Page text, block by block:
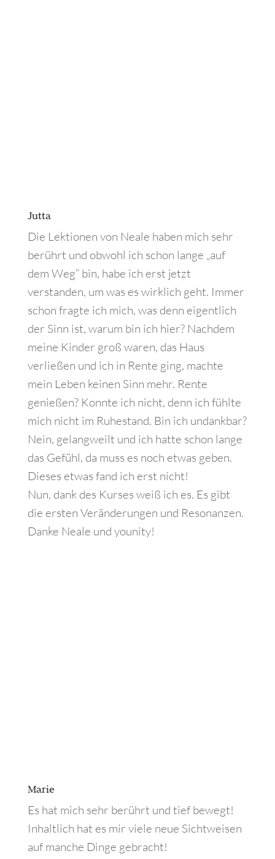
Jutta
Die Lektionen von Neale haben mich sehr
berührt und obwohl ich schon lange „auf
dem Weg“ bin, habe ich erst jetzt
verstanden, um was es wirklich geht. Immer
schon fragte ich mich, was denn eigentlich
der Sinn ist, warum bin ich hier? Nachdem
meine Kinder groß waren, das Haus
verließen und ich in Rente ging, machte
mein Leben keinen Sinn mehr. Rente
genießen? Konnte ich nicht, denn ich fühlte
mich nicht im Ruhestand. Bin ich undankbar?
Nein, gelangweilt und ich hatte schon lange
das Gefühl, da muss es noch etwas geben.
Dieses etwas fand ich erst nicht!
Nun, dank des Kurses weiß ich es. Es gibt
die ersten Veränderungen und Resonanzen.
Danke Neale und younity!
Marie
Es hat mich sehr berührt und tief bewegt!
Inhaltlich hat es mir viele neue Sichtweisen
auf manche Dinge gebracht!